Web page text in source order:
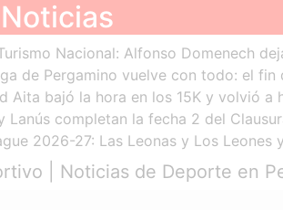
Nacional: Alfonso Domenech
de Pergamino vuelve con todo: el
Aita bajó la hora en los 15K y volvió a
Lanús completan la fecha 2 del
2026-27: Las Leonas y Los Leones